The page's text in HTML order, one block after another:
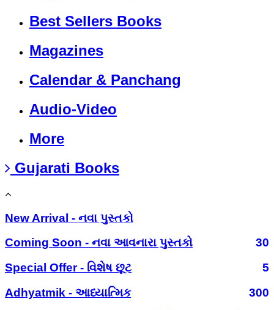
Best Sellers Books
Magazines
Calendar & Panchang
Audio-Video
More
Gujarati Books
New Arrival - નવા પુસ્તકો
Coming Soon - નવા આવનારા પુસ્તકો
30
Special Offer - વિશેષ છૂટ
5
Adhyatmik - આધ્યાત્મિક
300